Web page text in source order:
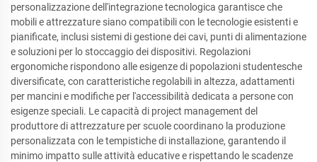
personalizzazione dell'integrazione tecnologica garantisce che
mobili e attrezzature siano compatibili con le tecnologie esistenti e
pianificate, inclusi sistemi di gestione dei cavi, punti di alimentazione
e soluzioni per lo stoccaggio dei dispositivi. Regolazioni
ergonomiche rispondono alle esigenze di popolazioni studentesche
diversificate, con caratteristiche regolabili in altezza, adattamenti
per mancini e modifiche per l'accessibilità dedicata a persone con
esigenze speciali. Le capacità di project management del
produttore di attrezzature per scuole coordinano la produzione
personalizzata con le tempistiche di installazione, garantendo il
minimo impatto sulle attività educative e rispettando le scadenze